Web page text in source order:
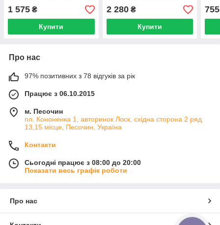
1 575 ₴
Купити
Оригінал
2 280₴
Купити
755
Про нас
97% позитивних з 78 відгуків за рік
Працює з 06.10.2015
м. Песочин
пл. Кононенка 1, авторинок Лоск, східна сторона 2 ряд
13,15 місце, Песочин, Україна
Контакти
Сьогодні працює з 08:00 до 20:00
Показати весь графік роботи
Про нас